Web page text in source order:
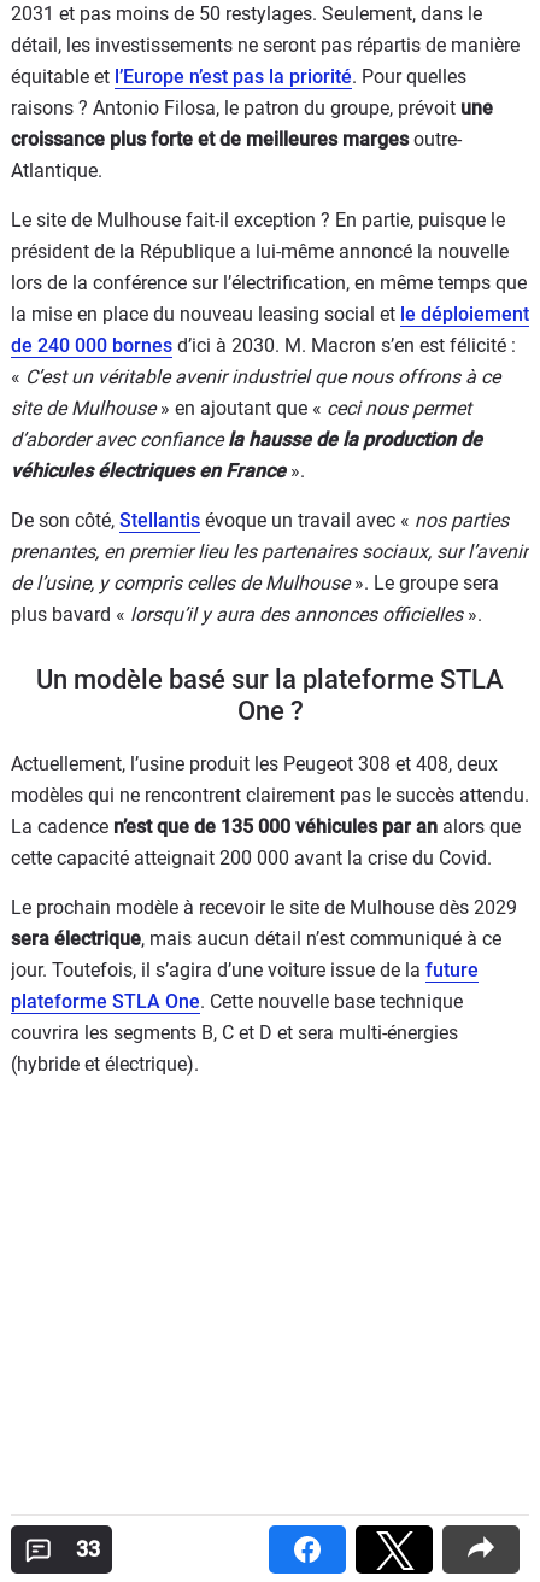
2031 et pas moins de 50 restylages. Seulement, dans le
détail, les investissements ne seront pas répartis de manière
équitable et l’Europe n’est pas la priorité. Pour quelles
raisons ? Antonio Filosa, le patron du groupe, prévoit une
croissance plus forte et de meilleures margesoutre-
Atlantique.
Le site de Mulhouse fait-il exception ? En partie, puisque le
président de la République a lui-même annoncé la nouvelle
lors de la conférence sur l’électrification, en même temps que
la mise en place du nouveau leasing social et le déploiement
de 240 000 bornes d’ici à 2030. M. Macron s’en est félicité :
« C’est un véritable avenir industriel que nous offrons à ce
site de Mulhouse» en ajoutant que « ceci nous permet
d’aborder avec confiancela hausse de la production de
véhicules électriques en France».
De son côté, Stellantis évoque un travail avec « nos parties
prenantes, en premier lieu les partenaires sociaux, sur l’avenir
de l’usine, y compris celles de Mulhouse». Le groupe sera
plus bavard « lorsqu’il y aura des annonces officielles».
Un modèle basé sur la plateforme STLA
One ?
Actuellement, l’usine produit les Peugeot 308 et 408, deux
modèles qui ne rencontrent clairement pas le succès attendu.
La cadence n’est que de 135 000 véhicules par an alors que
cette capacité atteignait 200 000 avant la crise du Covid.
Le prochain modèle à recevoir le site de Mulhouse dès 2029
sera électrique, mais aucun détail n’est communiqué à ce
jour. Toutefois, il s’agira d’une voiture issue de la future
plateforme STLA One. Cette nouvelle base technique
couvrira les segments B, C et D et sera multi-énergies
(hybride et électrique).
33